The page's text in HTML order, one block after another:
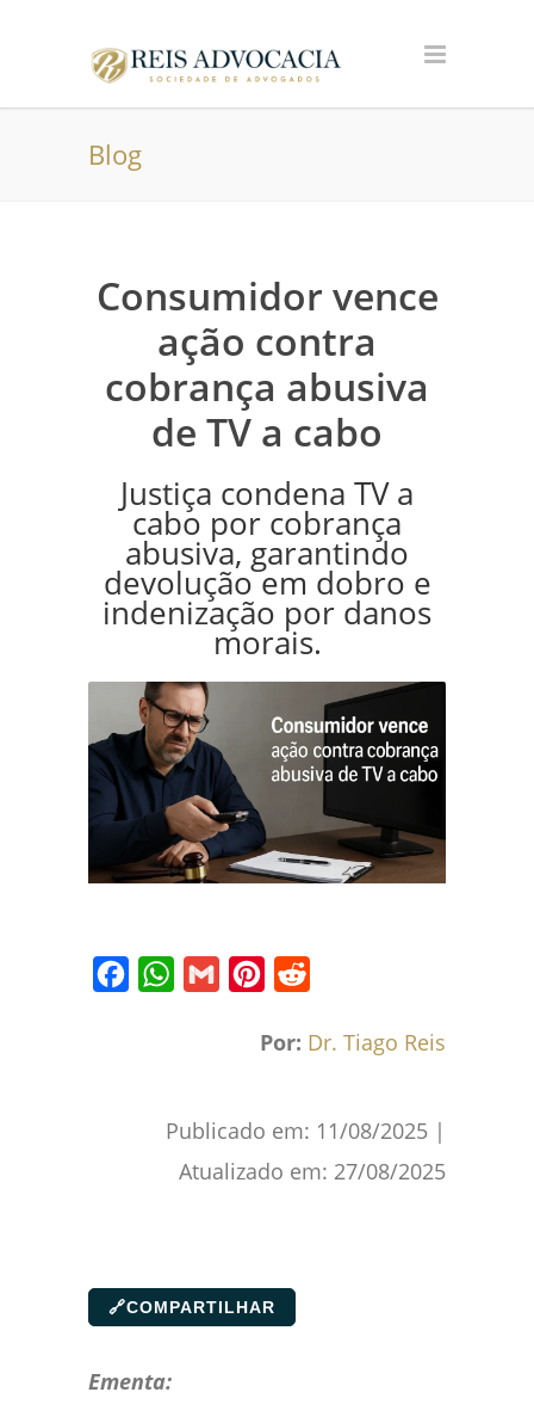
Blog
Consumidor vence
ação contra
cobrança abusiva
de TV a cabo
Justiça condena TV a
cabo por cobrança
abusiva, garantindo
devolução em dobro e
indenização por danos
morais.
FacebookWhatsApp
Gmail Pinterest
Por: Dr. Tiago Reis
Publicado em: 11/08/2025 |
Atualizado em: 27/08/2025
🔗COMPARTILHAR
Ementa: